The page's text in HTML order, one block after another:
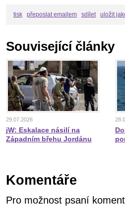
tisk přeposlat emailem sdílet uložit
Související články
29.07.2026
jW: Eskalace násilí na
Západním břehu Jordánu
Komentáře
Pro možnost psaní